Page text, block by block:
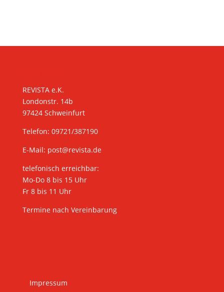
REVISTA e.K.
Londonstr. 14b
97424 Schweinfurt
Telefon: 09721/387190
E-Mail: post@revista.de
telefonisch erreichbar:
Mo-Do 8 bis 15 Uhr
Fr 8 bis 11 Uhr
Termine nach Vereinbarung
Impressum